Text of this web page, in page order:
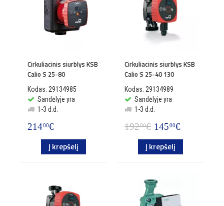
Cirkuliacinis siurblys KSB
Calio S 25-80
Kodas: 29134985
Sandėlyje yra
1-3 d.d.
21400€
Į krepšelį
Cirkuliacinis siurblys KSB
Calio S 25-40 130
Kodas: 29134989
Sandėlyje yra
1-3 d.d.
19200€ 14500€
Į krepšelį